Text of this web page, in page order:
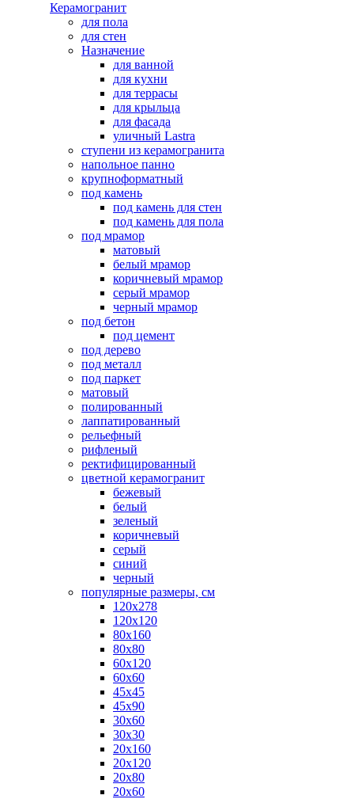
Керамогранит
для пола
для стен
Назначение
для ванной
для кухни
для террасы
для крыльца
для фасада
уличный Lastra
ступени из керамогранита
напольное панно
крупноформатный
под камень
под камень для стен
под камень для пола
под мрамор
матовый
белый мрамор
коричневый мрамор
серый мрамор
черный мрамор
под бетон
под цемент
под дерево
под металл
под паркет
матовый
полированный
лаппатированный
рельефный
рифленый
ректифицированный
цветной керамогранит
бежевый
белый
зеленый
коричневый
серый
синий
черный
популярные размеры, см
120х278
120х120
80х160
80х80
60х120
60х60
45х45
45х90
30х60
30х30
20х160
20х120
20х80
20х60